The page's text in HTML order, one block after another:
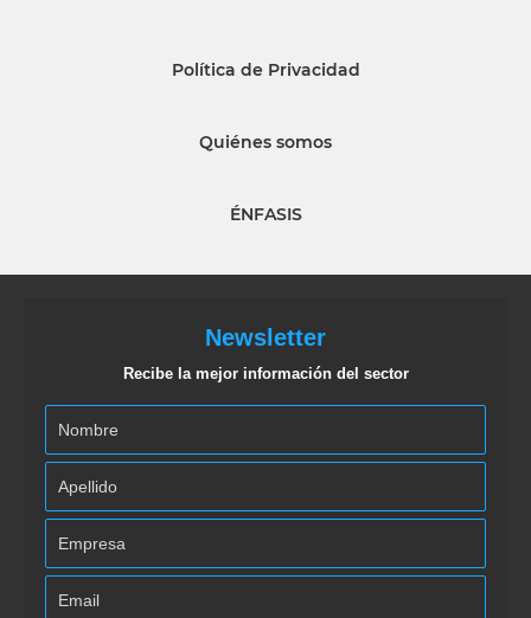
Política de Privacidad
Quiénes somos
ÉNFASIS
Newsletter
Recibe la mejor información del sector